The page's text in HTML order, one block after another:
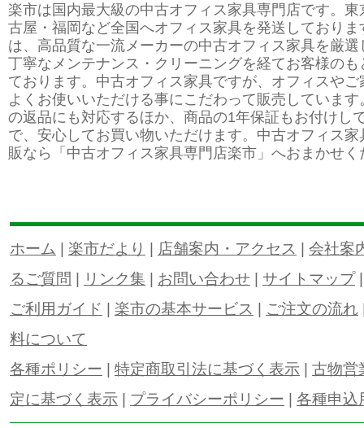
楽市は国内最大級の中古オフィス家具専門店です。東
古屋・福岡など全国へオフィス家具を発送しておりま
は、高品質な一流メーカーの中古オフィス家具を厳選
丁寧なメンテナンス・クリーニングを経てお客様のも
ております。中古オフィス家具ですが、オフィスやご
よくお使いいただける事にこだわって販売していま
の返品にも対応するほか、商品の1年保証もお付けし
で、安心してお買い物いただけます。中古オフィス家
販なら「中古オフィス家具専門店楽市」へおまかせく
ホーム | 楽市だより | 店舗案内・アクセス | 会社案
るご質問 | リンク集 | お問い合わせ | サイトマップ
ご利用ガイド | 楽市の基本サービス | ご注文の流れ
料について
各種ポリシー | 特定商取引法に基づく表示 | 古物営
定に基づく表示 | プライバシーポリシー | 各種申込